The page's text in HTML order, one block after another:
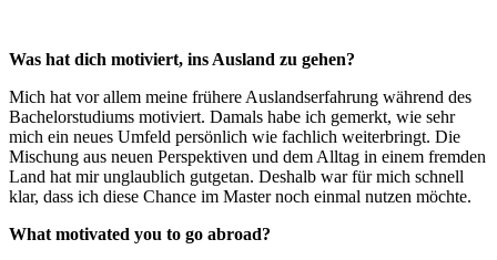
Was hat dich motiviert, ins Ausland zu gehen?
Mich hat vor allem meine frühere Auslandserfahrung während des
Bachelorstudiums motiviert. Damals habe ich gemerkt, wie sehr
mich ein neues Umfeld persönlich wie fachlich weiterbringt. Die
Mischung aus neuen Perspektiven und dem Alltag in einem fremden
Land hat mir unglaublich gutgetan. Deshalb war für mich schnell
klar, dass ich diese Chance im Master noch einmal nutzen möchte.
What motivated you to go abroad?